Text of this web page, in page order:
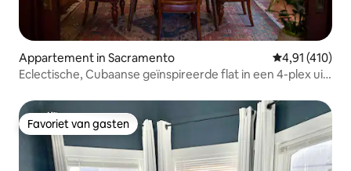
Appartement in Sacramento Gemiddelde
4,91 (410)
Eclectische, Cubaanse geïnspireerde flat in een 4-plex uit
Favoriet van gasten
Favoriet van gasten